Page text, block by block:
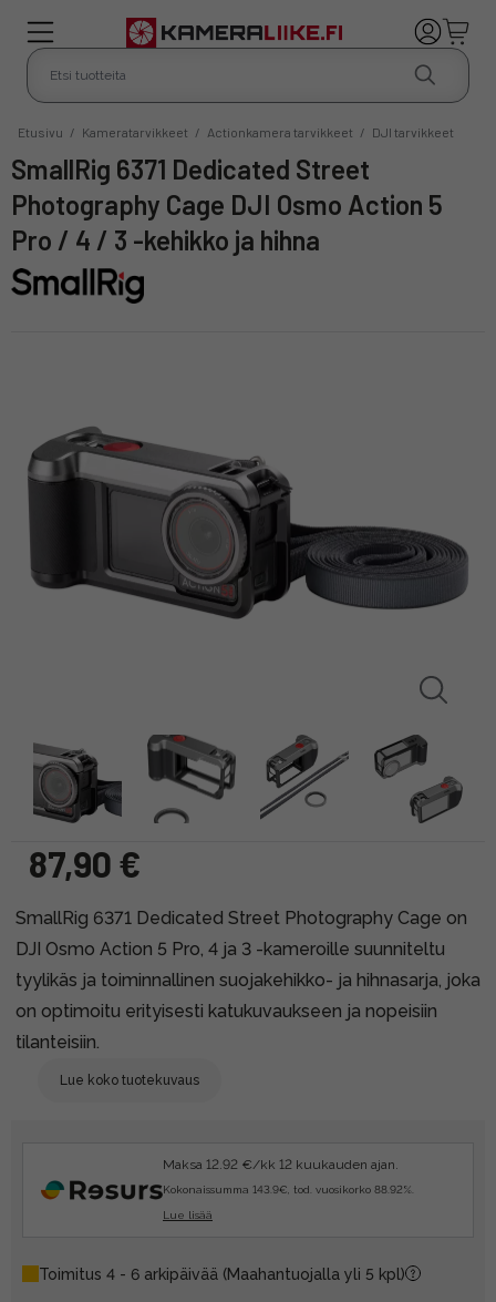
Etusivu / Kameratarvikkeet / Actionkamera tarvikkeet / DJI tarvikkeet
SmallRig 6371 Dedicated Street
Photography Cage DJI Osmo Action 5
Pro / 4 / 3 -kehikko ja hihna
87,90 €
SmallRig 6371 Dedicated Street Photography Cage on
DJI Osmo Action 5 Pro, 4 ja 3 -kameroille suunniteltu
tyylikäs ja toiminnallinen suojakehikko- ja hihnasarja, joka
on optimoitu erityisesti katukuvaukseen ja nopeisiin
tilanteisiin.
Lue koko tuotekuvaus
Maksa 12.92 €/kk 12 kuukauden ajan.
Kokonaissumma 143.9€, tod. vuosikorko 88.92%.
Lue lisää
Toimitus 4 - 6 arkipäivää (Maahantuojalla yli 5 kpl)